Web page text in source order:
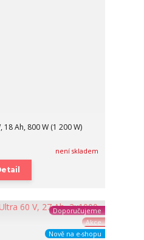
Ah, 800 W (1 200 W)
není skladem
Doporučujeme
Akce
Nově na e-shopu